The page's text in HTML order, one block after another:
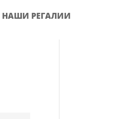
НАШИ РЕГАЛИИ